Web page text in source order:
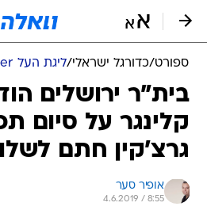
ספורט/כדורגל ישראלי/ליגת העל Winner
בית"ר ירושלים
קלינגר על סיום
גרצ'קין חתם
אופיר סער
4.6.2019 / 8:55